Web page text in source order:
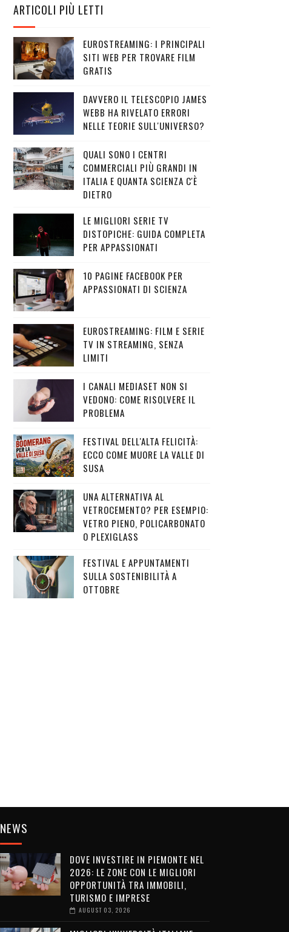
ARTICOLI PIÙ LETTI
EUROSTREAMING: I PRINCIPALI
SITI WEB PER TROVARE FILM
GRATIS
DAVVERO IL TELESCOPIO JAMES
WEBB HA RIVELATO ERRORI
NELLE TEORIE SULL'UNIVERSO?
QUALI SONO I CENTRI
COMMERCIALI PIÙ GRANDI IN
ITALIA E QUANTA SCIENZA C'È
DIETRO
LE MIGLIORI SERIE TV
DISTOPICHE: GUIDA COMPLETA
PER APPASSIONATI
10 PAGINE FACEBOOK PER
APPASSIONATI DI SCIENZA
EUROSTREAMING: FILM E SERIE
TV IN STREAMING, SENZA
LIMITI
I CANALI MEDIASET NON SI
VEDONO: COME RISOLVERE IL
PROBLEMA
FESTIVAL DELL'ALTA FELICITÀ:
ECCO COME MUORE LA VALLE DI
SUSA
UNA ALTERNATIVA AL
VETROCEMENTO? PER ESEMPIO:
VETRO PIENO, POLICARBONATO
O PLEXIGLASS
FESTIVAL E APPUNTAMENTI
SULLA SOSTENIBILITÀ A
OTTOBRE
NEWS
DOVE INVESTIRE IN PIEMONTE NEL
2026: LE ZONE CON LE MIGLIORI
OPPORTUNITÀ TRA IMMOBILI,
TURISMO E IMPRESE
AUGUST 03, 2026